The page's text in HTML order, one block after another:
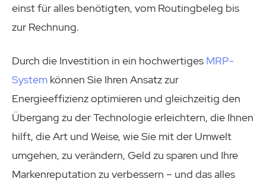
einst für alles benötigten, vom Routingbeleg bis
zur Rechnung.
Durch die Investition in ein hochwertiges MRP-
System können Sie Ihren Ansatz zur
Energieeffizienz optimieren und gleichzeitig den
Übergang zu der Technologie erleichtern, die Ihnen
hilft, die Art und Weise, wie Sie mit der Umwelt
umgehen, zu verändern, Geld zu sparen und Ihre
Markenreputation zu verbessern – und das alles